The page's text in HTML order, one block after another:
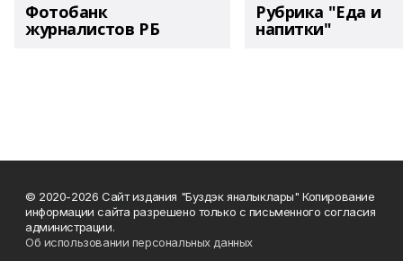
Фотобанк
журналистов РБ
Рубрика "Еда и
напитки"
© 2020-2026 Сайт издания "Буздэк яналыклары" Копирование
информации сайта разрешено только с письменного согласия
администрации.
Об использовании персональных данных